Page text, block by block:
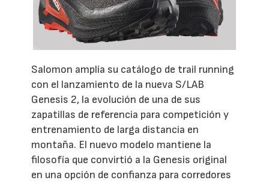
Salomon amplía su catálogo de trail running
con el lanzamiento de la nueva S/LAB
Genesis 2, la evolución de una de sus
zapatillas de referencia para competición y
entrenamiento de larga distancia en
montaña. El nuevo modelo mantiene la
filosofía que convirtió a la Genesis original
en una opción de confianza para corredores